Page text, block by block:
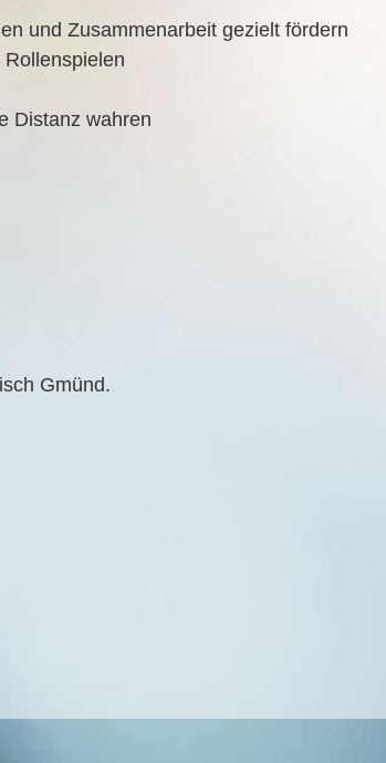
und Zusam­men­ar­beit gezielt fördern
Distanz wahren
Gmünd.